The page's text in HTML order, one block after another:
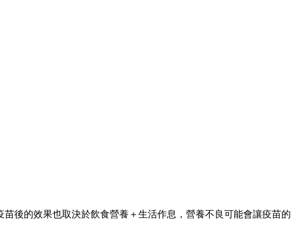
苗後的效果也取決於飲食營養＋生活作息，營養不良可能會讓疫苗的